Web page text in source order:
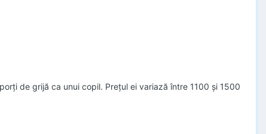
de grijă ca unui copil. Preţul ei variază între 1100 şi 1500